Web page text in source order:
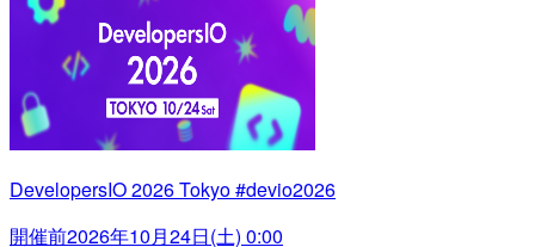
DevelopersIO 2026 Tokyo #devio2026
開催前2026年10月24日(土) 0:00